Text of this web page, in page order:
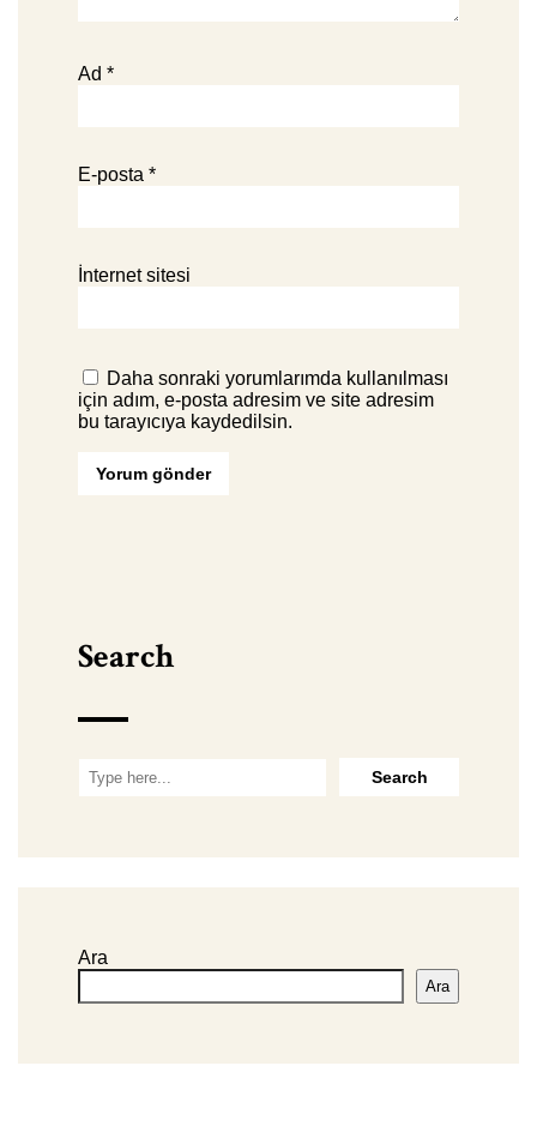
Ad *
E-posta *
İnternet sitesi
Daha sonraki yorumlarımda kullanılması
için adım, e-posta adresim ve site adresim
bu tarayıcıya kaydedilsin.
Search
Ara
Ara